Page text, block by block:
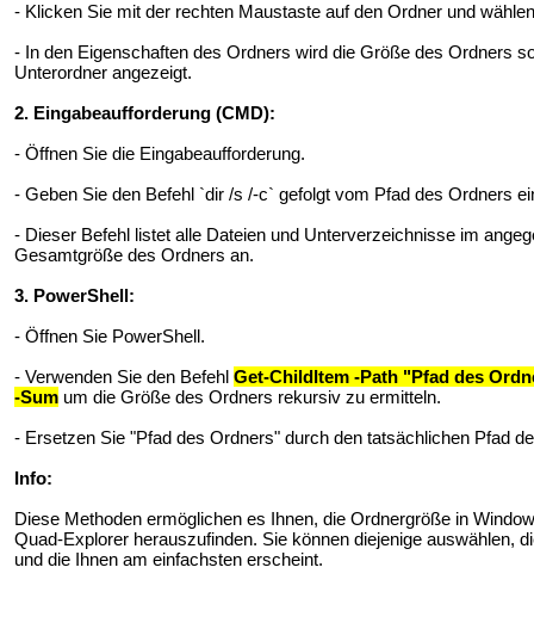
- Klicken Sie mit der rechten Maustaste auf den Ordner und
- In den Eigenschaften des Ordners wird die Größe des Ordners
Unterordner angezeigt.
2. Eingabeaufforderung (CMD):
- Öffnen Sie die Eingabeaufforderung.
- Geben Sie den Befehl `dir /s /-c` gefolgt vom Pfad des Ordners
- Dieser Befehl listet alle Dateien und Unterverzeichnisse im
Gesamtgröße des Ordners an.
3. PowerShell:
- Öffnen Sie PowerShell.
- Verwenden Sie den Befehl Get-ChildItem -Path "Pfad des
-Sum um die Größe des Ordners rekursiv zu ermitteln.
- Ersetzen Sie "Pfad des Ordners" durch den tatsächlichen Pfad
Info:
Diese Methoden ermöglichen es Ihnen, die Ordnergröße in
Quad-Explorer herauszufinden. Sie können diejenige auswählen,
und die Ihnen am einfachsten erscheint.